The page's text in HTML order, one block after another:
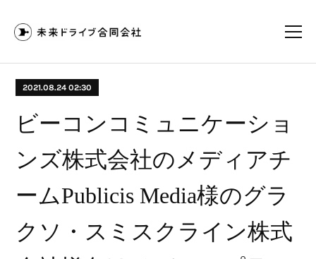
2021.08.24 02:30
ビーコンコミュニケーショ
ンズ株式会社のメディアチ
ームPublicis Media様のグラ
クソ・スミスクライン株式